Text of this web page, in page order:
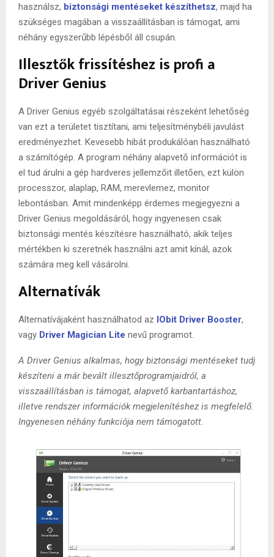
használsz, biztonsági mentéseket készíthetsz, majd ha
szükséges magában a visszaállításban is támogat, ami
néhány egyszerűbb lépésből áll csupán.
Illesztők frissítéshez is profi a
Driver Genius
A Driver Genius egyéb szolgáltatásai részeként lehetőség
van ezt a területet tisztítani, ami teljesítménybéli javulást
eredményezhet. Kevesebb hibát produkálóan használható
a számítógép. A program néhány alapvető információt is
el tud árulni a gép hardveres jellemzőit illetően, ezt külön
processzor, alaplap, RAM, merevlemez, monitor
lebontásban. Amit mindenképp érdemes megjegyezni a
Driver Genius megoldásáról, hogy ingyenesen csak
biztonsági mentés készítésre használható, akik teljes
mértékben ki szeretnék használni azt amit kínál, azok
számára meg kell vásárolni.
Alternatívák
Alternatívájaként használhatod az IObit Driver Booster,
vagy Driver Magician Lite nevű programot.
A Driver Genius alkalmas, hogy biztonsági mentéseket tudj
készíteni a már bevált illesztőprogramjaidról, a
visszaállításban is támogat, alapvető karbantartáshoz,
illetve rendszer információk megjelenítéshez is megfelelő.
Ingyenesen néhány funkciója nem támogatott.